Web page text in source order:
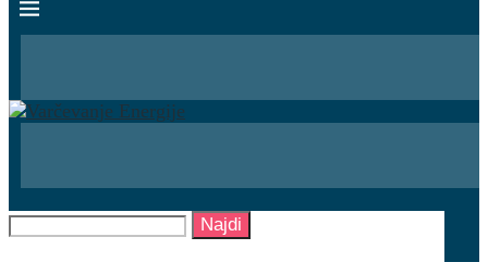
Najdi